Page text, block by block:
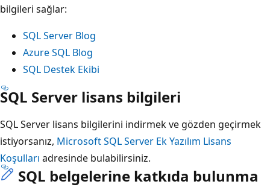
bilgileri sağlar:
SQL Server Blog
Azure SQL Blog
SQL Destek Ekibi
SQL Server lisans bilgileri
SQL Server lisans bilgilerini indirmek ve gözden geçirmek
istiyorsanız, Microsoft SQL Server Ek Yazılım Lisans
Koşulları adresinde bulabilirsiniz.
SQL belgelerine katkıda bulunma